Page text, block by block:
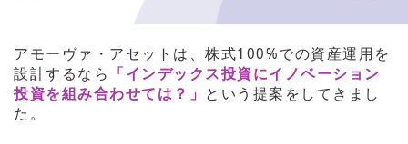
アモーヴァ・アセットは、株式100%での資産運用を
設計するなら 「インデックス投資にイノベーション
投資を組み合わせては？」 という提案をしてきまし
た。